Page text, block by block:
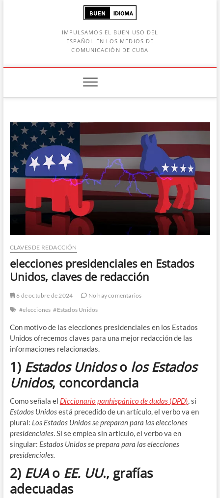
IMPULSAMOS EL BUEN USO DEL
ESPAÑOL EN LOS MEDIOS DE
COMUNICACIÓN DE CUBA
CLAVES DE REDACCIÓN
elecciones presidenciales en Estados
Unidos, claves de redacción
6 de octubre de 2024
No hay comentarios
#elecciones #Estados Unidos
Con motivo de las elecciones presidenciales en los Estados
Unidos ofrecemos claves para una mejor redacción de las
informaciones relacionadas.
1) Estados Unidosolos Estados
Unidos, concordancia
Como señala el Diccionario panhispánico de dudas(DPD) , si
Estados Unidosestá precedido de un artículo, el verbo va en
plural: Los Estados Unidos se preparan para las elecciones
presidenciales. Si se emplea sin artículo, el verbo va en
singular: Estados Unidos se prepara para las elecciones
presidenciales.
2) EUAo EE. UU., grafías
adecuadas